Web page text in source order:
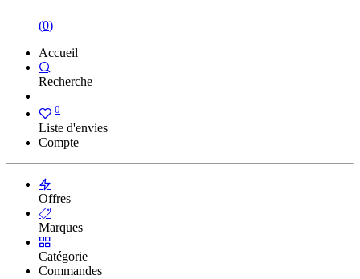
(0)
Accueil
Recherche
0
Liste d'envies
Compte
Offres
Marques
Catégorie
Commandes